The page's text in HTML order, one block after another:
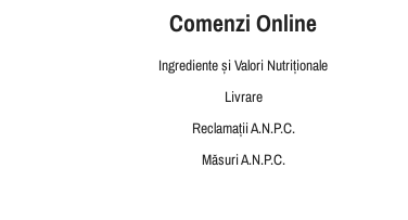
Comenzi Online
Ingrediente și Valori Nutriționale
Livrare
ReclamațiiA.N.P.C.
Măsuri A.N.P.C.